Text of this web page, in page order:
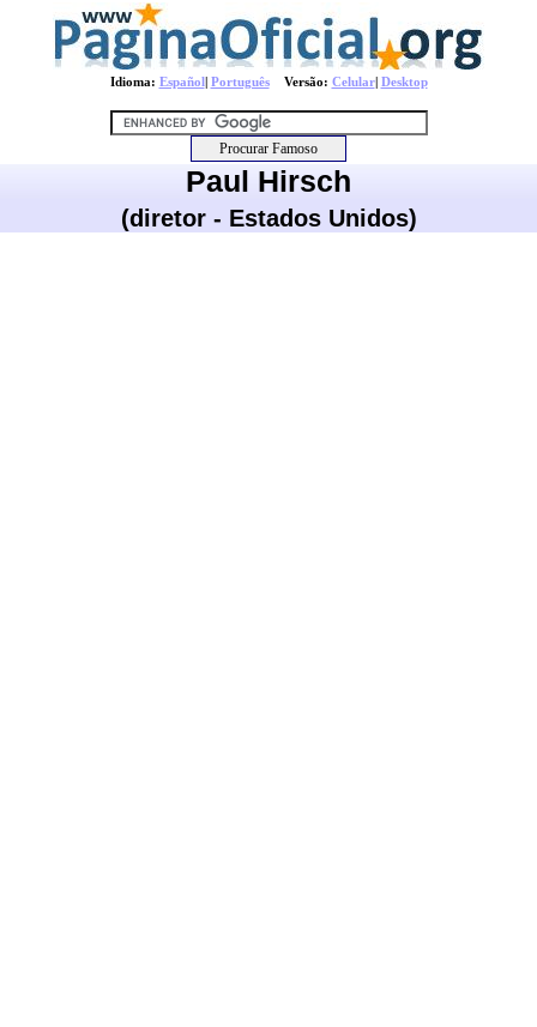
Idioma: Español| PortuguêsVersão: Celular| Desktop
Paul Hirsch
(diretor - Estados Unidos)